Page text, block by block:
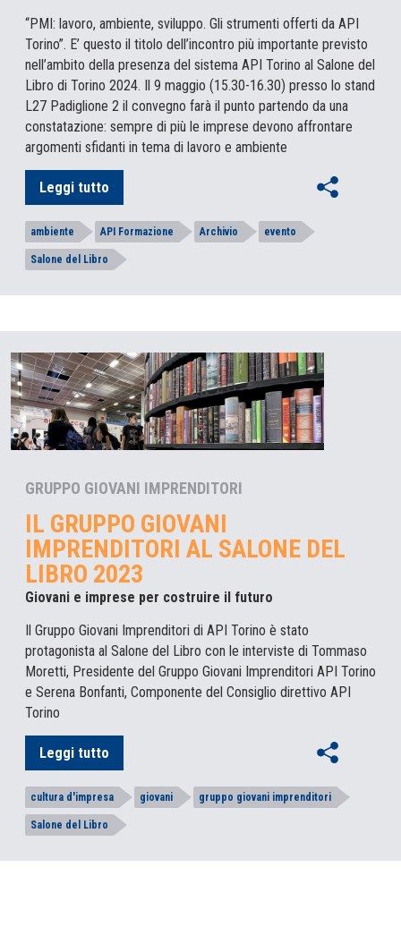
“PMI: lavoro, ambiente, sviluppo. Gli strumenti offerti da API
Torino”. E’ questo il titolo dell’incontro più importante previsto
nell’ambito della presenza del sistema API Torino al Salone del
Libro di Torino 2024. Il 9 maggio (15.30-16.30) presso lo stand
L27 Padiglione 2 il convegno farà il punto partendo da una
constatazione: sempre di più le imprese devono affrontare
argomenti sfidanti in tema di lavoro e ambiente
Leggi tutto
ambiente API Formazione Archivio evento
Salone del Libro
GRUPPO GIOVANI IMPRENDITORI
IL GRUPPO GIOVANI
IMPRENDITORI AL SALONE DEL
LIBRO 2023
Giovani e imprese per costruire il futuro
Il Gruppo Giovani Imprenditori di API Torino è stato
protagonista al Salone del Libro con le interviste di Tommaso
Moretti, Presidente del Gruppo Giovani Imprenditori API Torino
e Serena Bonfanti, Componente del Consiglio direttivo API
Torino
Leggi tutto
cultura d'impresa giovani gruppo giovani imprenditori
Salone del Libro